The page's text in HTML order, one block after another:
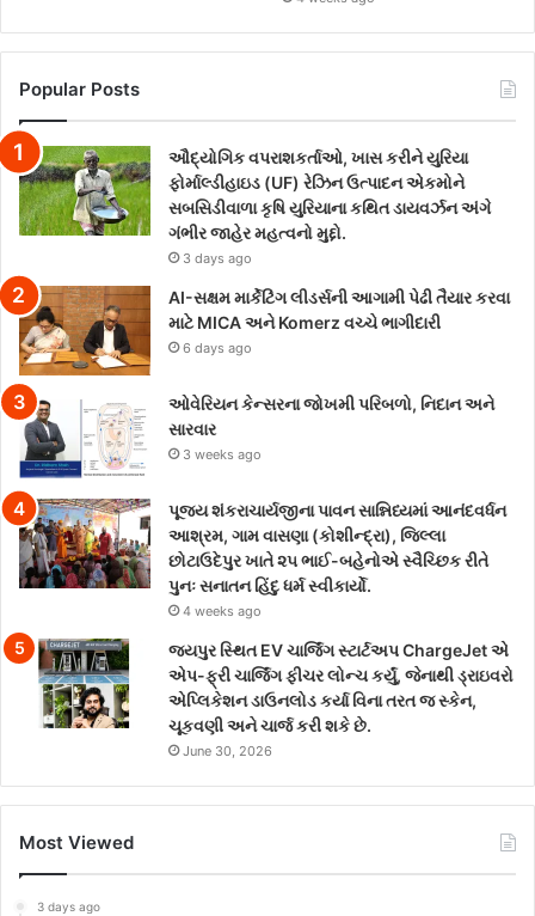
Popular Posts
ઔદ્યોગિક વપરાશકર્તાઓ, ખાસ કરીને યુરિયા
ફોર્માલ્ડીહાઇડ (UF) રેઝિન ઉત્પાદન એકમોને
સબસિડીવાળા કૃષિ યુરિયાના કથિત ડાયવર્ઝન અંગે
ગંભીર જાહેર મહત્વનો મુદ્દો.
3 days ago
AI-સક્ષમ માર્કેટિંગ લીડર્સની આગામી પેઢી તૈયાર કરવા
માટે MICA અને Komerz વચ્ચે ભાગીદારી
6 days ago
ઓવેરિયન કેન્સરના જોખમી પરિબળો, નિદાન અને
સારવાર
3 weeks ago
પૂજ્ય શંકરાચાર્યજીના પાવન સાન્નિધ્યમાં આનંદવર્ધન
આશ્રમ, ગામ વાસણા (કોશીન્દ્રા), જિલ્લા
છોટાઉદેપુર ખાતે ૨૫ ભાઈ-બહેનોએ સ્વૈચ્છિક રીતે
પુનઃ સનાતન હિંદુ ધર્મ સ્વીકાર્યો.
4 weeks ago
જયપુર સ્થિત EV ચાર્જિંગ સ્ટાર્ટઅપ ChargeJet એ
એપ-ફ્રી ચાર્જિંગ ફીચર લોન્ચ કર્યું, જેનાથી ડ્રાઇવરો
એપ્લિકેશન ડાઉનલોડ કર્યા વિના તરત જ સ્કેન,
ચૂકવણી અને ચાર્જ કરી શકે છે.
June 30, 2026
Most Viewed
3 days ago